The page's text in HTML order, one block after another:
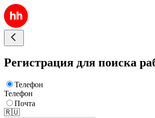
Регистрация для поиска
Телефон
Телефон
Почта
🇷🇺